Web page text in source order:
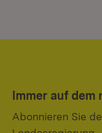
Immer auf dem
Abonnieren Sie